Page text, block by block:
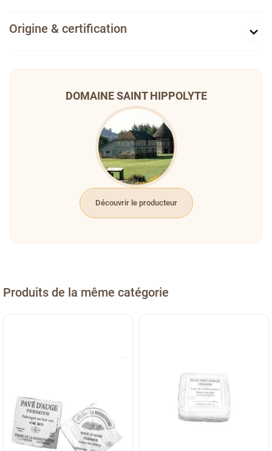
Origine & certification
DOMAINE SAINT HIPPOLYTE
Découvrir le producteur
Produits de la même catégorie